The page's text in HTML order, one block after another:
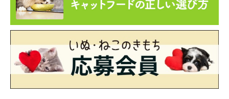
ロナウイルスとペットに関する新しい詳細情報を発信していま
す。どちらもこまめにチェックするようにしたいですね。
公益社団法人 東京都獣医師会
▼飼い主さんに向けて（新型コロナウイルスQ&A）
▼飼い主のみなさまへ【新型コロナウイルス感染症とペットに関
する情報について】